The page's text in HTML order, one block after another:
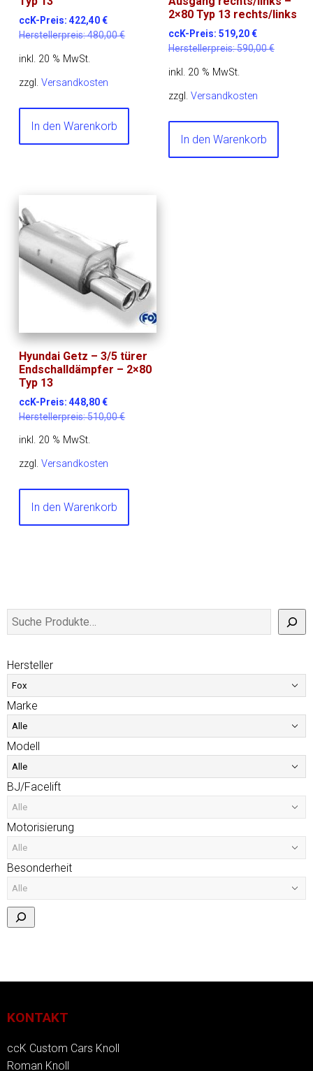
ccK-Preis:422,40€
Herstellerpreis:480,00€
inkl. 20 % MwSt.
zzgl.Versandkosten
In den Warenkorb
2×80 Typ 13 rechts/links
ccK-Preis: 519,20€
Herstellerpreis:590,00€
inkl. 20 % MwSt.
zzgl. Versandkosten
In den Warenkorb
Hyundai Getz – 3/5 türer
Endschalldämpfer – 2×80
Typ 13
ccK-Preis:448,80€
Herstellerpreis:510,00€
inkl. 20 % MwSt.
zzgl.Versandkosten
In den Warenkorb
Hersteller
Marke
Modell
BJ/Facelift
Motorisierung
Besonderheit
KONTAKT
ccK Custom Cars Knoll
Roman Knoll